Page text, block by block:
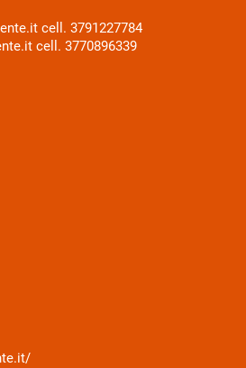
cell. 3791227784
cell. 3770896339